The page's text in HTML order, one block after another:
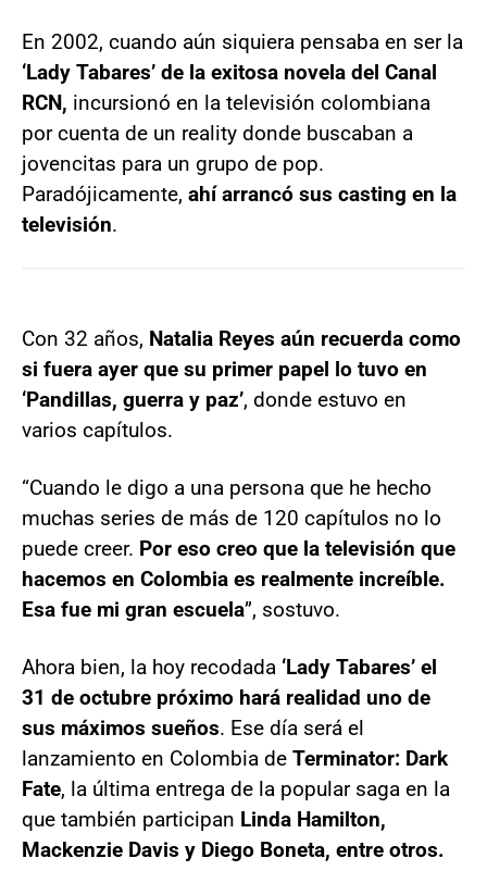
En 2002, cuando aún siquiera pensaba en ser la
‘Lady Tabares’ de la exitosa novela del Canal
RCN, incursionó en la televisión colombiana
por cuenta de un reality donde buscaban a
jovencitas para un grupo de pop.
Paradójicamente, ahí arrancó sus casting en la
televisión.
Con 32 años, Natalia Reyes aún recuerda como
si fuera ayer que su primer papel lo tuvo en
‘Pandillas, guerra y paz’, donde estuvo en
varios capítulos.
“Cuando le digo a una persona que he hecho
muchas series de más de 120 capítulos no lo
puede creer. Por eso creo que la televisión que
hacemos en Colombia es realmente increíble.
Esa fue mi gran escuela”, sostuvo.
Ahora bien, la hoy recodada ‘Lady Tabares’ el
31 de octubre próximo hará realidad uno de
sus máximos sueños. Ese día será el
lanzamiento en Colombia de Terminator: Dark
Fate, la última entrega de la popular saga en la
que también participan Linda Hamilton,
Mackenzie Davis y Diego Boneta, entre otros.